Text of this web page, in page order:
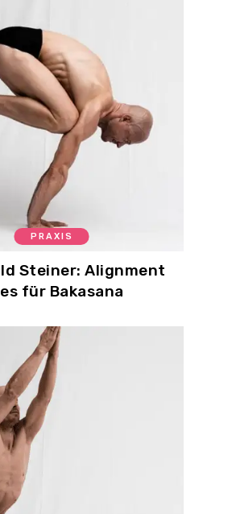
PRAXIS
Steiner: Alignment
für Bakasana